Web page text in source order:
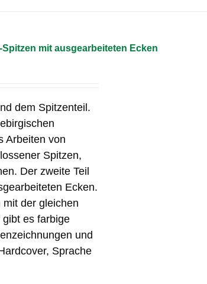
mit ausgearbeiteten Ecken
dem Spitzenteil.
Arbeiten von
Spitzen,
Der zweite Teil
Ecken.
der gleichen
es farbige
und
Sprache